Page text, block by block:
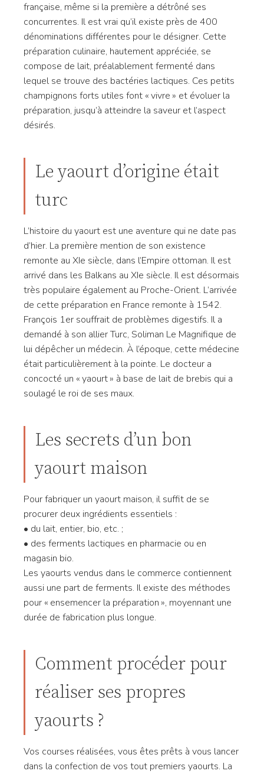
française, même si la première a détrôné ses
concurrentes. Il est vrai qu’il existe près de 400
dénominations différentes pour le désigner. Cette
préparation culinaire, hautement appréciée, se
compose de lait, préalablement fermenté dans
lequel se trouve des bactéries lactiques. Ces petits
champignons forts utiles font « vivre » et évoluer la
préparation, jusqu’à atteindre la saveur et l’aspect
désirés.
Le yaourt d’origine était
turc
L’histoire du yaourt est une aventure qui ne date pas
d’hier. La première mention de son existence
remonte au XIe siècle, dans l’Empire ottoman. Il est
arrivé dans les Balkans au XIe siècle. Il est désormais
très populaire également au Proche-Orient. L’arrivée
de cette préparation en France remonte à 1542.
François 1er souffrait de problèmes digestifs. Il a
demandé à son allier Turc, Soliman Le Magnifique de
lui dépêcher un médecin. À l’époque, cette médecine
était particulièrement à la pointe. Le docteur a
concocté un « yaourt » à base de lait de brebis qui a
soulagé le roi de ses maux.
Les secrets d’un bon
yaourt maison
Pour fabriquer un yaourt maison, il suffit de se
procurer deux ingrédients essentiels :
• du lait, entier, bio, etc. ;
• des ferments lactiques en pharmacie ou en
magasin bio.
Les yaourts vendus dans le commerce contiennent
aussi une part de ferments. Il existe des méthodes
pour « ensemencer la préparation », moyennant une
durée de fabrication plus longue.
Comment procéder pour
réaliser ses propres
yaourts ?
Vos courses réalisées, vous êtes prêts à vous lancer
dans la confection de vos tout premiers yaourts. La